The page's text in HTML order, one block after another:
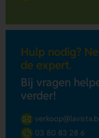
Hulp nodig?
de expert.
Bij vragen
verder!
03 80 83 28 6